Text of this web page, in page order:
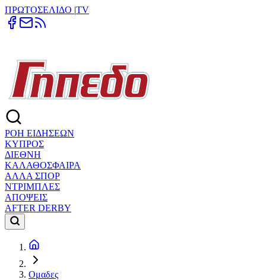
ΠΡΩΤΟΣΕΛΙΔΟ |TV
ΡΟΗ ΕΙΔΗΣΕΩΝ
ΚΥΠΡΟΣ
ΔΙΕΘΝΗ
ΚΑΛΑΘΟΣΦΑΙΡΑ
ΑΛΛΑ ΣΠΟΡ
ΝΤΡΙΜΠΛΕΣ
ΑΠΟΨΕΙΣ
AFTER DERBY
Ομαδες